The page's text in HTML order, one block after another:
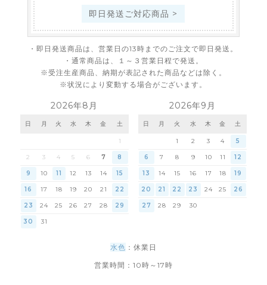
即日発送ご対応商品 >
・即日発送商品は、営業日の13時までのご注文で即日発送。
・通常商品は、１～３営業日程で発送。
※受注生産商品、納期が表記された商品などは除く。
※状況により変動する場合がございます。
2026年8月
日 月 火 水 木 金 土
1
2 3 4 5 6 7 8
9 10 11 12 13 14 15
16 17 18 19 20 21 22
23 24 25 26 27 28 29
30 31
2026年9月
日 月 火 水 木 金 土
1 2 3 4 5
6 7 8 9 10 11 12
13 14 15 16 17 18 19
20 21 22 23 24 25 26
27 28 29 30
水色 ：休業日
営業時間：10時～17時